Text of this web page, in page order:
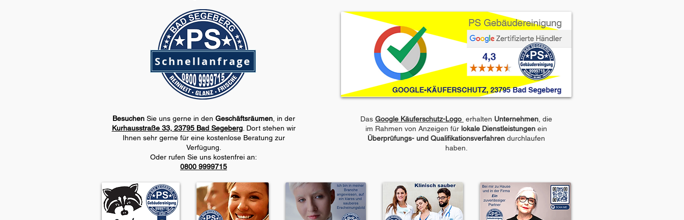
Schnellanfrage
BesuchenSie uns gerne in den Geschäftsräumen, in der
Kurhausstraße 33, 23795 Bad Segeberg. Dort stehen wir
Ihnen sehr gernefür eine kostenlose Beratung zur
Verfügung.
Oder rufen Sie uns kostenfrei an:
0800 9999715
Das Google Käuferschutz-Logo erhalten Unternehmen , die
im Rahmen von Anzeigen für lokale Dienstleistungen ein
Überprüfungs- und Qualifikationsverfahren durchlaufen
haben.